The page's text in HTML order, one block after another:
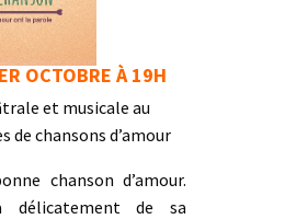
OCTOBRE À 19H
et musicale au
de chansons d’amour
chanson d’amour.
délicatement de sa